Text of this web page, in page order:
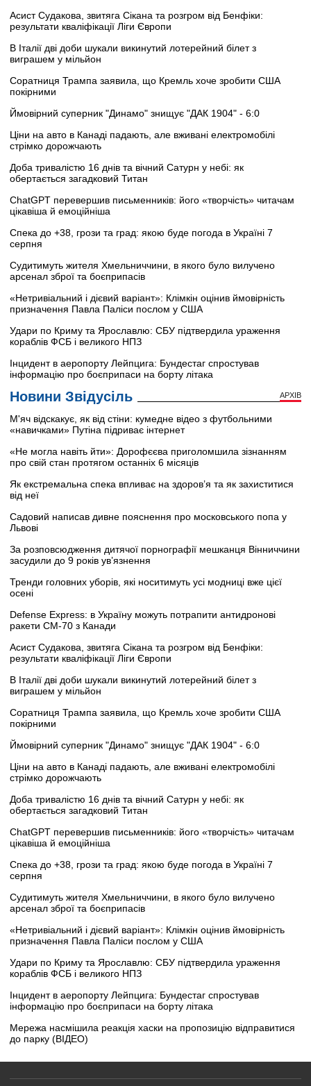
Асист Судакова, звитяга Сікана та розгром від Бенфіки:
результати кваліфікації Ліги Європи
В Італії дві доби шукали викинутий лотерейний білет з
виграшем у мільйон
Соратниця Трампа заявила, що Кремль хоче зробити США
покірними
Ймовірний суперник "Динамо" знищує "ДАК 1904" - 6:0
Ціни на авто в Канаді падають, але вживані електромобілі
стрімко дорожчають
Доба тривалістю 16 днів та вічний Сатурн у небі: як
обертається загадковий Титан
ChatGPT перевершив письменників: його «творчість» читачам
цікавіша й емоційніша
Спека до +38, грози та град: якою буде погода в Україні 7
серпня
Судитимуть жителя Хмельниччини, в якого було вилучено
арсенал зброї та боєприпасів
«Нетривіальний і дієвий варіант»: Клімкін оцінив ймовірність
призначення Павла Паліси послом у США
Удари по Криму та Ярославлю: СБУ підтвердила ураження
кораблів ФСБ і великого НПЗ
Інцидент в аеропорту Лейпцига: Бундестаг спростував
інформацію про боєприпаси на борту літака
Новини Звідусіль АРХІВ
М'яч відскакує, як від стіни: кумедне відео з футбольними
«навичками» Путіна підриває інтернет
«Не могла навіть йти»: Дорофєєва приголомшила зізнанням
про свій стан протягом останніх 6 місяців
Як екстремальна спека впливає на здоров’я та як захиститися
від неї
Садовий написав дивне пояснення про московського попа у
Львові
За розповсюдження дитячої порнографії мешканця Вінниччини
засудили до 9 років ув’язнення
Тренди головних уборів, які носитимуть усі модниці вже цієї
осені
Defense Express: в Україну можуть потрапити антидронові
ракети CM-70 з Канади
Асист Судакова, звитяга Сікана та розгром від Бенфіки:
результати кваліфікації Ліги Європи
В Італії дві доби шукали викинутий лотерейний білет з
виграшем у мільйон
Соратниця Трампа заявила, що Кремль хоче зробити США
покірними
Ймовірний суперник "Динамо" знищує "ДАК 1904" - 6:0
Ціни на авто в Канаді падають, але вживані електромобілі
стрімко дорожчають
Доба тривалістю 16 днів та вічний Сатурн у небі: як
обертається загадковий Титан
ChatGPT перевершив письменників: його «творчість» читачам
цікавіша й емоційніша
Спека до +38, грози та град: якою буде погода в Україні 7
серпня
Судитимуть жителя Хмельниччини, в якого було вилучено
арсенал зброї та боєприпасів
«Нетривіальний і дієвий варіант»: Клімкін оцінив ймовірність
призначення Павла Паліси послом у США
Удари по Криму та Ярославлю: СБУ підтвердила ураження
кораблів ФСБ і великого НПЗ
Інцидент в аеропорту Лейпцига: Бундестаг спростував
інформацію про боєприпаси на борту літака
Мережа насмішила реакція хаски на пропозицію відправитися
до парку (ВІДЕО)